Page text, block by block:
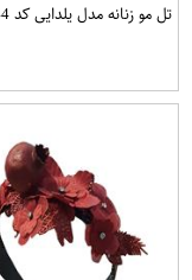
تل مو زنانه مدل یلدایی کد 1044